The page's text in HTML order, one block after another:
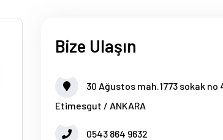
Bize Ulaşın
30 Ağustos mah.1773 sokak no
Etimesgut / ANKARA
0543 864 9632